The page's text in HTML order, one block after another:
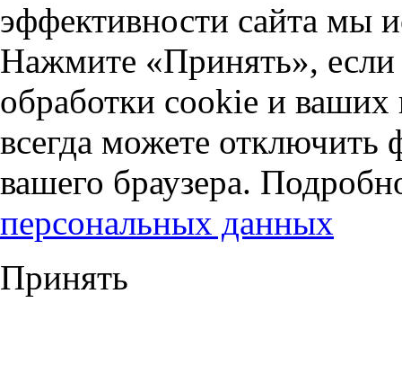
эффективности сайта мы
Нажмите «Принять», если
обработки cookie и
всегда можете отключить
вашего браузера.
персональных данных
Принять